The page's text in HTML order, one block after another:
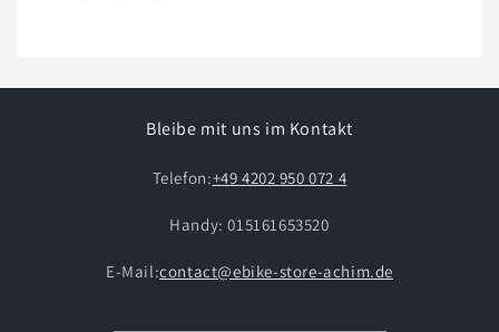
Bleibe mit uns im Kontakt
Telefon:+49 4202 950 072 4
Handy: 015161653520
E-Mail:contact@ebike-store-achim.de